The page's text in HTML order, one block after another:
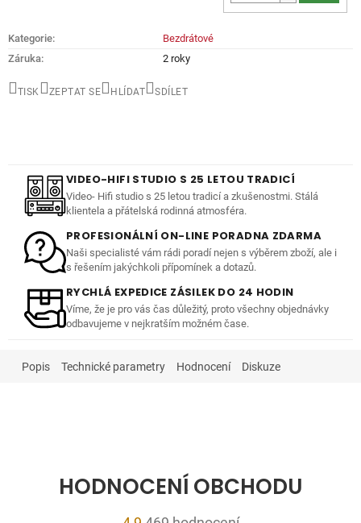
TISK ZEPTAT SE HLÍDAT SDÍLET
Kategorie:
Bezdrátové
Záruka: 2 roky
VIDEO-HIFI STUDIO S 25 LETOU TRADICÍ
Video- Hifi studio s 25 letou tradicí a zkušenostmi. Stálá
klientela a přátelská rodinná atmosféra.
PROFESIONÁLNÍ ON-LINE PORADNA ZDARMA
Naši specialisté vám rádi poradí nejen s výběrem zboží, ale i
s řešením jakýchkoli přípomínek a dotazů.
RYCHLÁ EXPEDICE ZÁSILEK DO 24 HODIN
Víme, že je pro vás čas důležitý, proto všechny objednávky
odbavujeme v nejkratším možném čase.
Popis Technické parametry Hodnocení Diskuze
HODNOCENÍ OBCHODU